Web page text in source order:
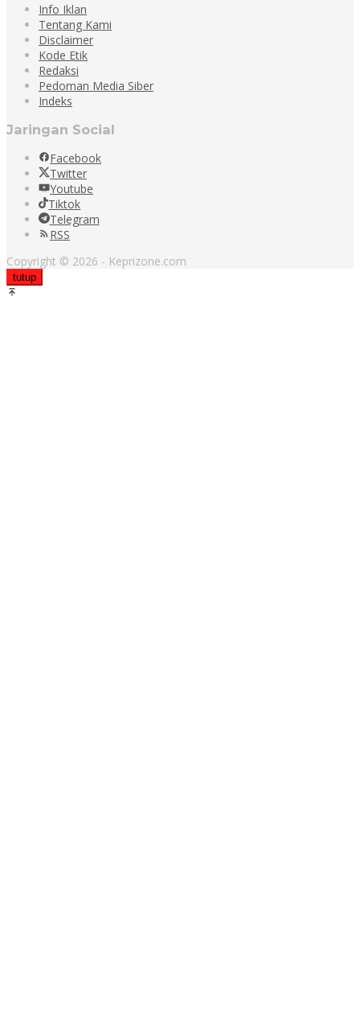
Info Iklan
Tentang Kami
Disclaimer
Kode Etik
Redaksi
Pedoman Media Siber
Indeks
Jaringan Social
Facebook
Twitter
Youtube
Tiktok
Telegram
RSS
Copyright © 2026 - Keprizone.com
tutup